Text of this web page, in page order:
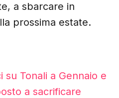
a sbarcare in
prossima estate.
Tonali a Gennaio e
a sacrificare